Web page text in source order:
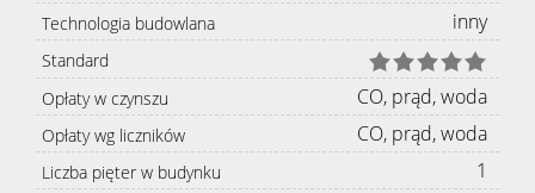
Technologia budowlana inny
Standard
Opłaty w czynszu
CO, prąd, woda
Opłaty wg liczników CO, prąd, woda
Liczba pięter w budynku 1